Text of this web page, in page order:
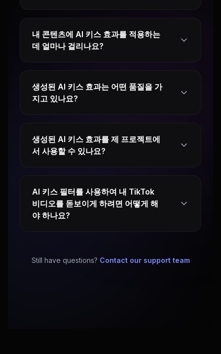
내 콘텐츠에 AI 키스 효과를 적용하는
데 얼마나 걸리나요?
생성된 AI 키스 효과는 어떤 품질을 가
지고 있나요?
생성된 AI 키스 효과를 제 프로젝트에
서 사용할 수 있나요?
AI 키스 필터를 사용하여 내 TikTok
비디오를 돋보이게 하려면 어떻게 해
야 하나요?
Still have questions? Contact our support team